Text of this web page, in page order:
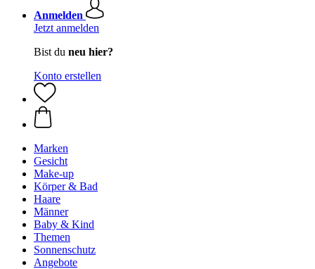
Anmelden
Jetzt anmelden
Bist du neu hier?
Konto erstellen
Marken
Gesicht
Make-up
Körper & Bad
Haare
Männer
Baby & Kind
Themen
Sonnenschutz
Angebote